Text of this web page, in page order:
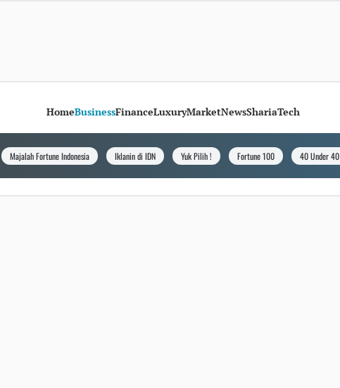
HomeBusinessFinanceLuxuryMarketNewsShariaTech
Majalah Fortune Indonesia Iklanin di IDN Yuk Pilih ! Fortune 100 40 Under 40